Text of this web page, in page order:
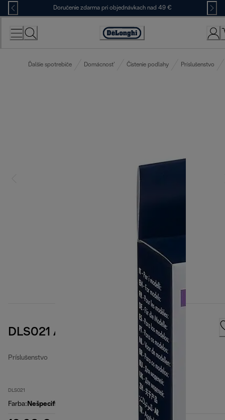
Skip
to
Content
Doručenie zdarma pri objednávkach nad 49 €
Accessibility
Ďalšie spotrebiče Domácnosť Čistenie podlahy Príslušenstvo
DLS021 Air filter
Príslušenstvo
DLS021
Farba: Nešpecifikované